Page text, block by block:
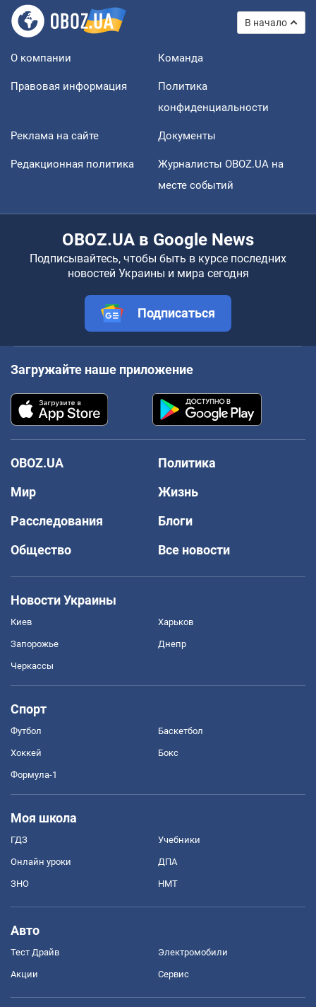
В начало
О компании Команда
Правовая информация
Политика
конфиденциальности
Реклама на сайте Документы
Редакционная политика
Журналисты OBOZ.UA на
месте событий
OBOZ.UA в Google News
Подписывайтесь, чтобы быть в курсе последних
новостей Украины и мира сегодня
Подписаться
Загружайте наше приложение
OBOZ.UA
Политика
Мир
Жизнь
Расследования
Блоги
Общество
Все новости
Новости Украины
Киев Харьков
Запорожье Днепр
Черкассы
Спорт
Футбол Баскетбол
Хоккей Бокс
Формула-1
Моя школа
ГДЗ Учебники
Онлайн уроки ДПА
ЗНО НМТ
Авто
Тест Драйв Электромобили
Акции Сервис